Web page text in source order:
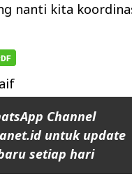
nanti kita
Channel
untuk update
setiap hari